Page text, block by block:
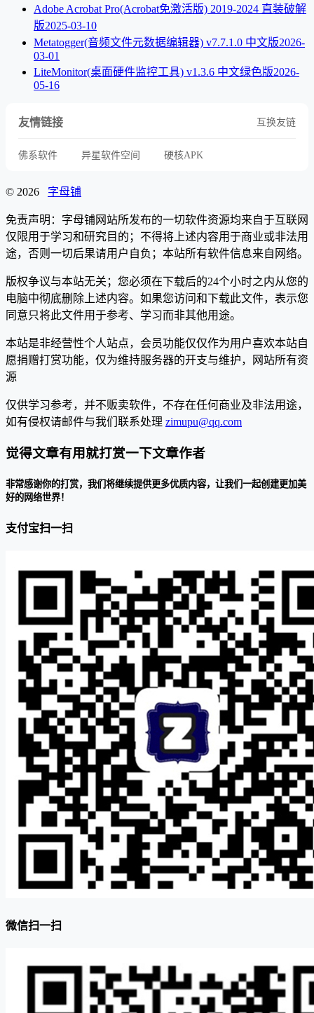
Adobe Acrobat Pro(Acrobat免激活版) 2019-2024 直装破解
版2025-03-10
Metatogger(音频文件元数据编辑器) v7.7.1.0 中文版2026-
03-01
LiteMonitor(桌面硬件监控工具) v1.3.6 中文绿色版2026-
05-16
友情链接 互换友链
佛系软件 异星软件空间 硬核APK
© 2026 字母铺
免责声明：字母铺网站所发布的一切软件资源均来自于互联网
仅限用于学习和研究目的；不得将上述内容用于商业或非法用
途，否则一切后果请用户自负；本站所有软件信息来自网络。
版权争议与本站无关；您必须在下载后的24个小时之内从您的
电脑中彻底删除上述内容。如果您访问和下载此文件，表示您
同意只将此文件用于参考、学习而非其他用途。
本站是非经营性个人站点，会员功能仅仅作为用户喜欢本站自
愿捐赠打赏功能，仅为维持服务器的开支与维护，网站所有资
源
仅供学习参考，并不贩卖软件，不存在任何商业及非法用途，
如有侵权请邮件与我们联系处理 zimupu@qq.com
觉得文章有用就打赏一下文章作者
非常感谢你的打赏，我们将继续提供更多优质内容，让我们一起创建更加美
好的网络世界！
支付宝扫一扫
微信扫一扫